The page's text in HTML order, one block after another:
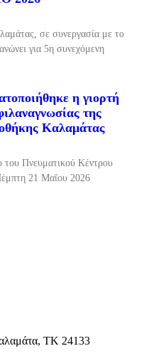
σε συνεργασία με το
για 5η συνεχόμενη
η γιορτή
της
Καλαμάτας
Πνευματικού Κέντρου
21 Μαΐου 2026
ΤΚ 24133